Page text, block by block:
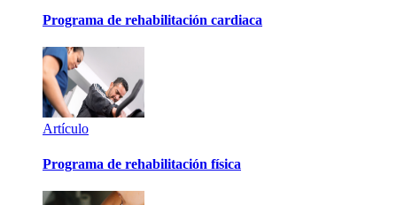
Programa de rehabilitación cardiaca
Artículo
Programa de rehabilitación física